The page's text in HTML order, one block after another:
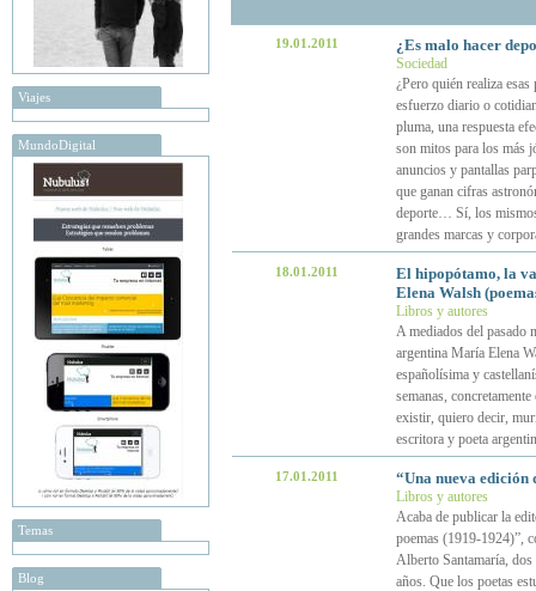
Viajes
MundoDigital
Temas
Blog
19.01.2011 ¿Es malo hacer
Sociedad
¿Pero quién realiza
esfuerzo diario o
pluma, una respuesta
son mitos para los más
anuncios y pantallas
que ganan cifras
deporte… Sí, los
grandes marcas y
18.01.2011
El hipopótamo, la
Elena Walsh
Libros y autores
A mediados del pasado
argentina María Elena
españolísima y
semanas,
existir, quiero decir,
escritora y poeta
17.01.2011 “Una nueva edición
Libros y autores
Acaba de publicar la
poemas (1919-1924)”,
Alberto Santamaría,
años. Que los poetas